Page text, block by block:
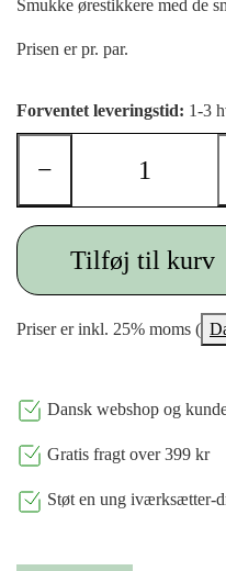
Smukke ørestikkere med de
Prisen er pr. par.
Forventet leveringstid: 1-3
−
Tilføj til kurv
Priser er inkl. 25% moms (
Dansk webshop og
Gratis fragt over 399 kr
Støt en ung iværksætter-